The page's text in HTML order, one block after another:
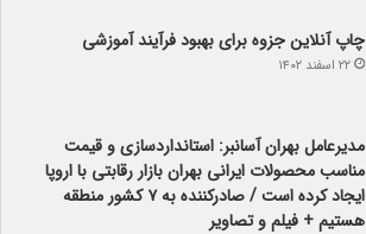
چاپ آنلاین جزوه برای بهبود فرآیند آموزشی
۲۲ اسفند ۱۴۰۲
مدیرعامل بهران آسانبر: استانداردسازی و قیمت
مناسب محصولات ایرانی بهران بازار رقابتی با اروپا
ایجاد کرده است / صادرکننده به ۷ کشور منطقه
هستیم + فیلم و تصاویر